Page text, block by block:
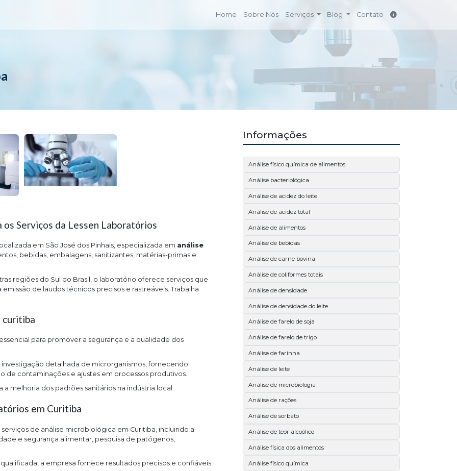
Home Sobre Nós Serviços Blog Contato
Serviços da Lessen Laboratórios
em São José dos Pinhais, especializada em análise
bebidas, embalagens, sanitizantes, matérias-primas e
regiões do Sul do Brasil, o laboratório oferece serviços que
de laudos técnicos precisos e rastreáveis. Trabalha
curitiba
para promover a segurança e a qualidade dos
investigação detalhada de microrganismos, fornecendo
contaminações e ajustes em processos produtivos.
melhoria dos padrões sanitários na indústria local
em Curitiba
de análise microbiológica em Curitiba, incluindo a
e segurança alimentar, pesquisa de patógenos,
a empresa fornece resultados precisos e confiáveis
Informações
Análise físico química de alimentos
Análise bacteriológica
Análise de acidez do leite
Análise de acidez total
Análise de alimentos
Análise de bebidas
Análise de carne bovina
Análise de coliformes totais
Análise de densidade
Análise de densidade do leite
Análise de farelo de soja
Análise de farelo de trigo
Análise de farinha
Análise de leite
Análise de microbiologia
Análise de rações
Análise de sorbato
Análise de teor alcoólico
Análise física dos alimentos
Análise físico química